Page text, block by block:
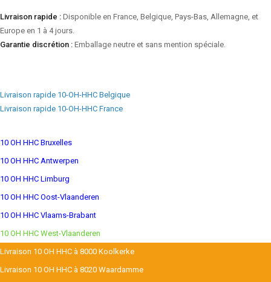
Livraison rapide : Disponible en France, Belgique, Pays-Bas, Allemagne, et
Europe en 1 à 4 jours.
Garantie discrétion : Emballage neutre et sans mention spéciale.
Livraison rapide 10-OH-HHC Belgique
Livraison rapide 10-OH-HHC France
10 OH HHC Bruxelles
10 OH HHC Antwerpen
10 OH HHC Limburg
10 OH HHC Oost-Vlaanderen
10 OH HHC Vlaams-Brabant
10 OH HHC West-Vlaanderen
Livraison 10 OH HHC à 8000 Koolkerke
Livraison 10 OH HHC à 8020 Waardamme